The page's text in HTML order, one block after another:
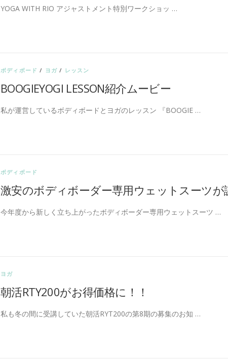
YOGA WITH RIO アジャストメント特別ワークショッ …
ボディボード / ヨガ / レッスン
BOOGIEYOGI LESSON紹介ムービー
私が運営しているボディボードとヨガのレッスン 『BOOGIE …
ボディボード
激安のボディボーダー専用ウェットスーツが
今年度から新しく立ち上がったボディボーダー専用ウェットスーツ …
ヨガ
朝活RTY200がお得価格に！！
私も冬の間に受講していた朝活RYT200の第8期の募集のお知 …